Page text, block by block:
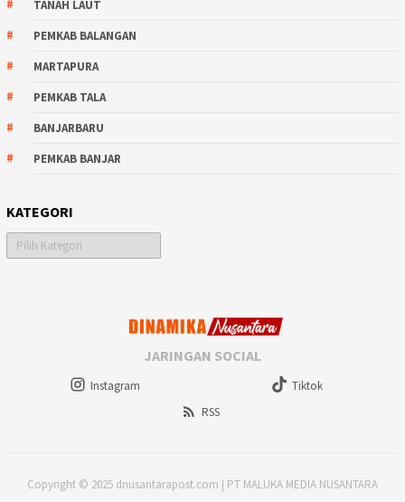
TANAH LAUT
PEMKAB BALANGAN
MARTAPURA
PEMKAB TALA
BANJARBARU
PEMKAB BANJAR
KATEGORI
Kategori
JARINGAN SOCIAL
Instagram
Tiktok
RSS
Copyright © 2025 dnusantarapost.com | PT MALUKA MEDIA NUSANTARA